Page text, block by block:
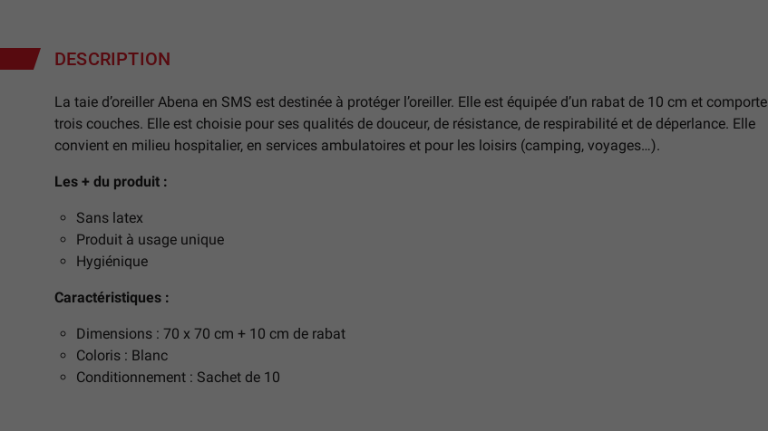
DESCRIPTION
La taie d’oreiller Abena en SMS est destinée à protéger l’oreiller. Elle est équipée d’un rabat de 10 cm et comporte
trois couches. Elle est choisie pour ses qualités de douceur, de résistance, de respirabilité et de déperlance. Elle
convient en milieu hospitalier, en services ambulatoires et pour les loisirs (camping, voyages…).
Les + du produit :
Sans latex
Produit à usage unique
Hygiénique
Caractéristiques :
Dimensions : 70 x 70 cm + 10 cm de rabat
Coloris : Blanc
Conditionnement : Sachet de 10